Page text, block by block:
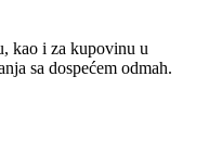
kao i za kupovinu u
sa dospećem odmah.